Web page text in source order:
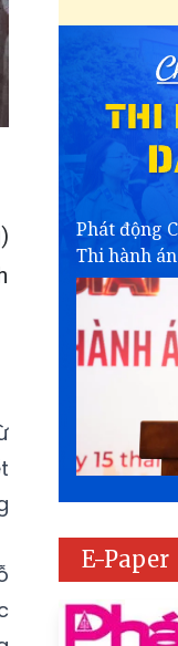
Phát động
Thi hành
E-Paper